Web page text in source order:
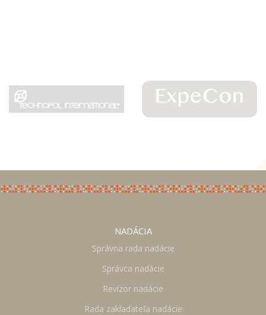
NADÁCIA
Správna rada nadácie
Správca nadácie
Revízor nadácie
Rada zakladateľa nadácie